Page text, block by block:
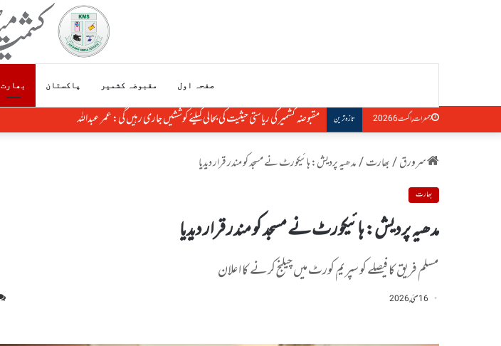
صفحہ اول مقبوضہ کشمیر پاکستان بھارت
جمعرات, اگست 6 2026 تازہ ترین مسئلہ کشمیر اقوام متحدہ کی قراردادوں کے مطابق حل طلب بین الاقوامی تنازع ہے، حافظ حفیظ الرحمن
سرورق/بھارت/مدھیہ پردیش: ہائیکورٹ نے مسجد کو مندر قرار دیدیا
بھارت
مدھیہ پردیش: ہائیکورٹ نے مسجد کو مندر قرار دیدیا
مسلم فریق کا فیصلے کو سپریم کورٹ میں چیلنج کرنے کا اعلان
16 مئی, 2026